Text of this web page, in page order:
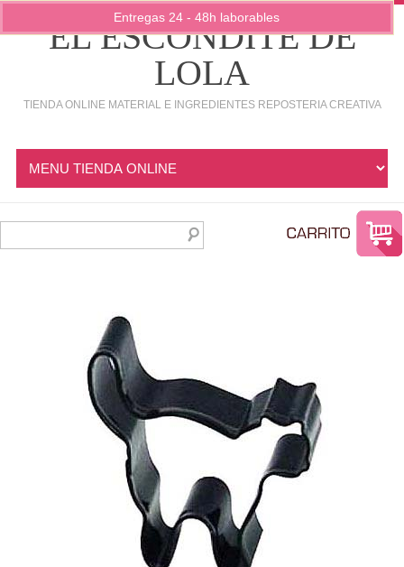
EL ESCONDITE DE
LOLA
TIENDA ONLINE MATERIAL E INGREDIENTES REPOSTERIA CREATIVA
Entregas 24 - 48h laborables